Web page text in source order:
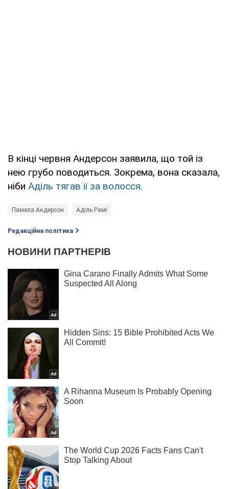
В кінці червня Андерсон заявила, що той із
нею грубо поводиться. Зокрема, вона сказала,
ніби Аділь тягав її за волосся.
Памела Андерсон Аділь Рамі
Редакційна політика